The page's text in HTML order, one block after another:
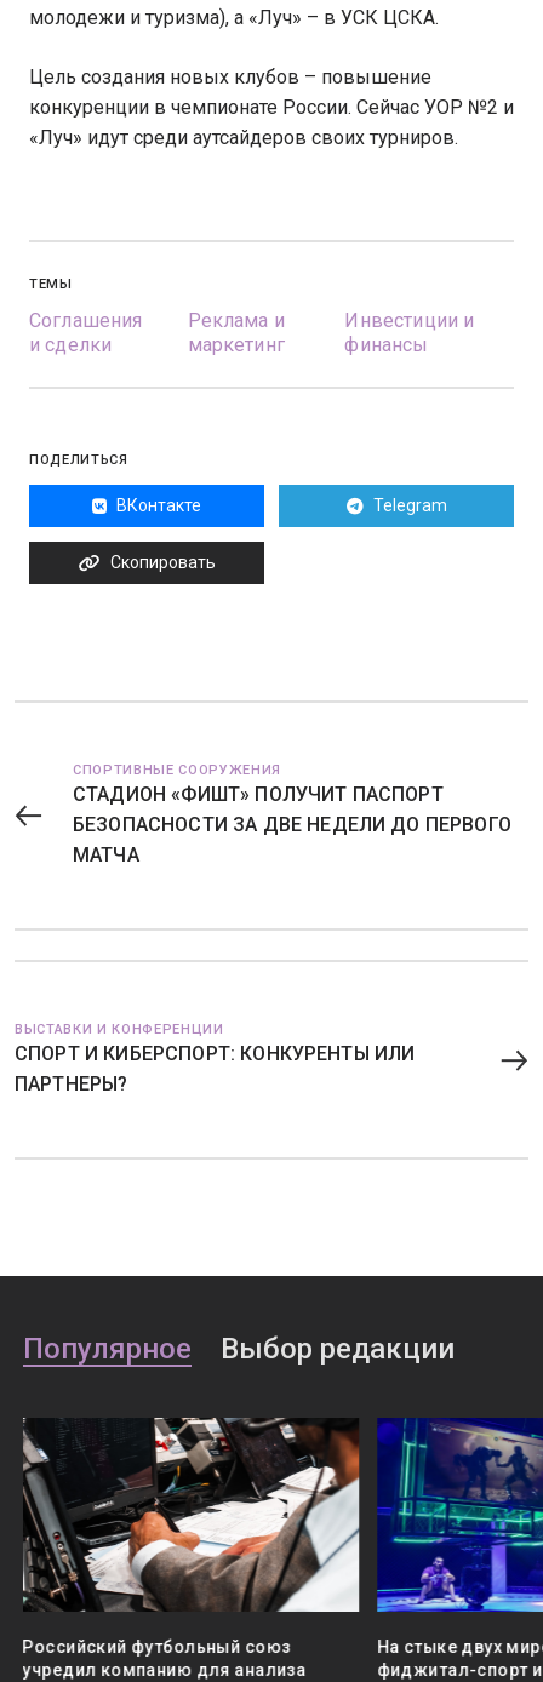
молодежи и туризма), а «Луч» – в УСК ЦСКА.
Цель создания новых клубов – повышение
конкуренции в чемпионате России. Сейчас УОР №2 и
«Луч» идут среди аутсайдеров своих турниров.
ТЕМЫ
Соглашения
и сделки
Реклама и
маркетинг
Инвестиции и
финансы
ПОДЕЛИТЬСЯ
ВКонтакте Telegram
Скопировать
СПОРТИВНЫЕ СООРУЖЕНИЯ
СТАДИОН «ФИШТ» ПОЛУЧИТ ПАСПОРТ
БЕЗОПАСНОСТИ ЗА ДВЕ НЕДЕЛИ ДО ПЕРВОГО
МАТЧА
ВЫСТАВКИ И КОНФЕРЕНЦИИ
СПОРТ И КИБЕРСПОРТ: КОНКУРЕНТЫ ИЛИ
ПАРТНЕРЫ?
Популярное Выбор редакции
Российский футбольный союз
учредил компанию для анализа
На стыке двух
фиджитал-спорт